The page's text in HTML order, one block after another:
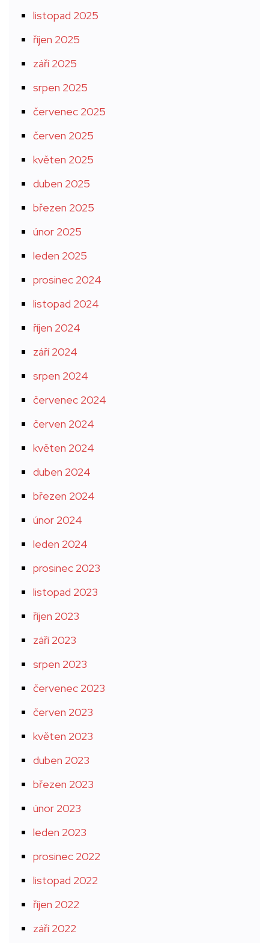
listopad 2025
říjen 2025
září 2025
srpen 2025
červenec 2025
červen 2025
květen 2025
duben 2025
březen 2025
únor 2025
leden 2025
prosinec 2024
listopad 2024
říjen 2024
září 2024
srpen 2024
červenec 2024
červen 2024
květen 2024
duben 2024
březen 2024
únor 2024
leden 2024
prosinec 2023
listopad 2023
říjen 2023
září 2023
srpen 2023
červenec 2023
červen 2023
květen 2023
duben 2023
březen 2023
únor 2023
leden 2023
prosinec 2022
listopad 2022
říjen 2022
září 2022